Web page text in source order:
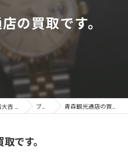
の買取です。
ブログ 青森観光通店の買取です。
です。